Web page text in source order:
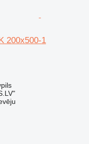
200x500-1